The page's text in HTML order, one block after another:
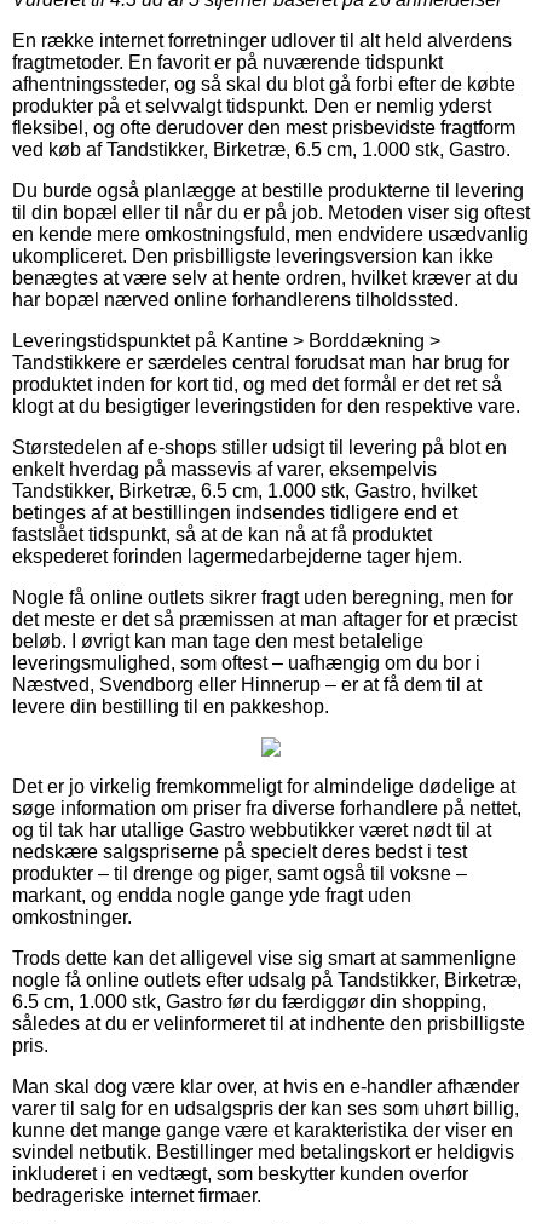
En række internet forretninger udlover til alt held alverdens
fragtmetoder. En favorit er på nuværende tidspunkt
afhentningssteder, og så skal du blot gå forbi efter de købte
produkter på et selvvalgt tidspunkt. Den er nemlig yderst
fleksibel, og ofte derudover den mest prisbevidste fragtform
ved køb af Tandstikker, Birketræ, 6.5 cm, 1.000 stk, Gastro.
Du burde også planlægge at bestille produkterne til levering
til din bopæl eller til når du er på job. Metoden viser sig oftest
en kende mere omkostningsfuld, men endvidere usædvanlig
ukompliceret. Den prisbilligste leveringsversion kan ikke
benægtes at være selv at hente ordren, hvilket kræver at du
har bopæl nærved online forhandlerens tilholdssted.
Leveringstidspunktet på Kantine > Borddækning >
Tandstikkere er særdeles central forudsat man har brug for
produktet inden for kort tid, og med det formål er det ret så
klogt at du besigtiger leveringstiden for den respektive vare.
Størstedelen af e-shops stiller udsigt til levering på blot en
enkelt hverdag på massevis af varer, eksempelvis
Tandstikker, Birketræ, 6.5 cm, 1.000 stk, Gastro, hvilket
betinges af at bestillingen indsendes tidligere end et
fastslået tidspunkt, så at de kan nå at få produktet
ekspederet forinden lagermedarbejderne tager hjem.
Nogle få online outlets sikrer fragt uden beregning, men for
det meste er det så præmissen at man aftager for et præcist
beløb. I øvrigt kan man tage den mest betalelige
leveringsmulighed, som oftest – uafhængig om du bor i
Næstved, Svendborg eller Hinnerup – er at få dem til at
levere din bestilling til en pakkeshop.
Det er jo virkelig fremkommeligt for almindelige dødelige at
søge information om priser fra diverse forhandlere på nettet,
og til tak har utallige Gastro webbutikker været nødt til at
nedskære salgspriserne på specielt deres bedst i test
produkter – til drenge og piger, samt også til voksne –
markant, og endda nogle gange yde fragt uden
omkostninger.
Trods dette kan det alligevel vise sig smart at sammenligne
nogle få online outlets efter udsalg på Tandstikker, Birketræ,
6.5 cm, 1.000 stk, Gastro før du færdiggør din shopping,
således at du er velinformeret til at indhente den prisbilligste
pris.
Man skal dog være klar over, at hvis en e-handler afhænder
varer til salg for en udsalgspris der kan ses som uhørt billig,
kunne det mange gange være et karakteristika der viser en
svindel netbutik. Bestillinger med betalingskort er heldigvis
inkluderet i en vedtægt, som beskytter kunden overfor
bedrageriske internet firmaer.